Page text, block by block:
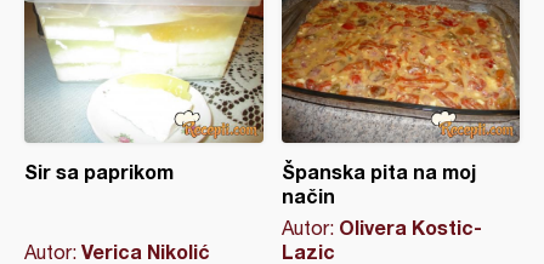
Sir sa paprikom
Autor: Verica Nikolić
Španska pita na moj
način
Autor: Olivera Kostic-
Lazic